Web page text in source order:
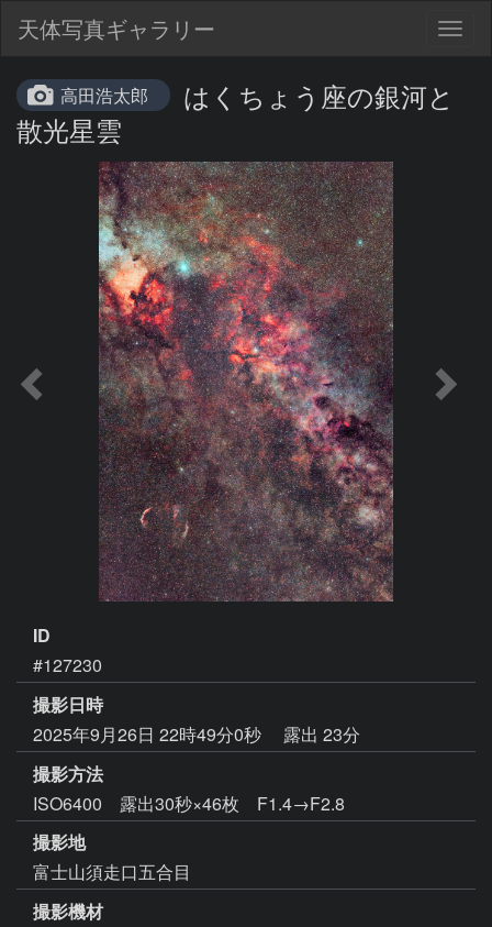
天体写真ギャラリー
高田浩太郎
はくちょう座の銀河と
散光星雲
ID
#127230
撮影日時
2025年9月26日 22時49分0秒
露出 23分
撮影方法
ISO6400 露出30秒×46枚 F1.4→F2.8
撮影地
富士山須走口五合目
撮影機材